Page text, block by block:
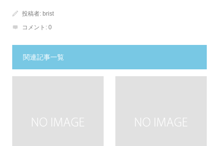
投稿者: brist
コメント: 0
関連記事一覧